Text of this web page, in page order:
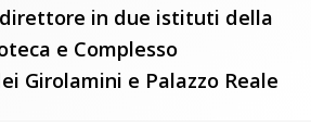
direttore in due istituti della
e Complesso
Girolamini e Palazzo Reale